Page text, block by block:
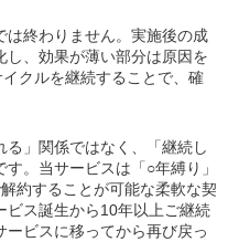
は終わりません。実施後の成
、効果が薄い部分は原因を
クルを継続することで、確
」関係ではなく、「継続し
。当サービスは「○年縛り」
約することが可能な柔軟な契
ビス誕生から10年以上ご継続
ビスに移ってから再び戻っ